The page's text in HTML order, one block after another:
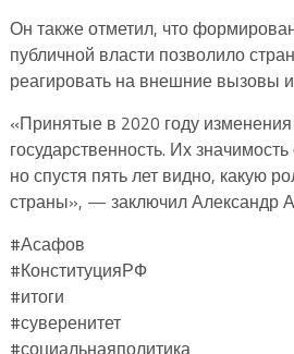
Он также отметил, что
публичной власти позволило
реагировать на внешние вызовы
«Принятые в 2020 году
государственность. Их
но спустя пять лет видно, какую
страны», — заключил Александр
#Асафов
#КонституцияРФ
#итоги
#суверенитет
#социальнаяполитика